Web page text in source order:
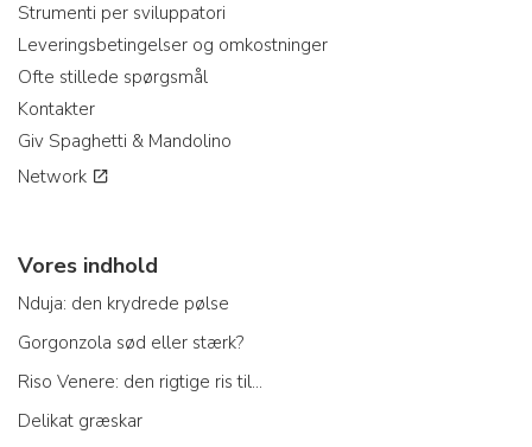
Strumenti per sviluppatori
Leveringsbetingelser og omkostninger
Ofte stillede spørgsmål
Kontakter
Giv Spaghetti & Mandolino
Network
Vores indhold
Nduja: den krydrede pølse
Gorgonzola sød eller stærk?
Riso Venere: den rigtige ris til...
Delikat græskar